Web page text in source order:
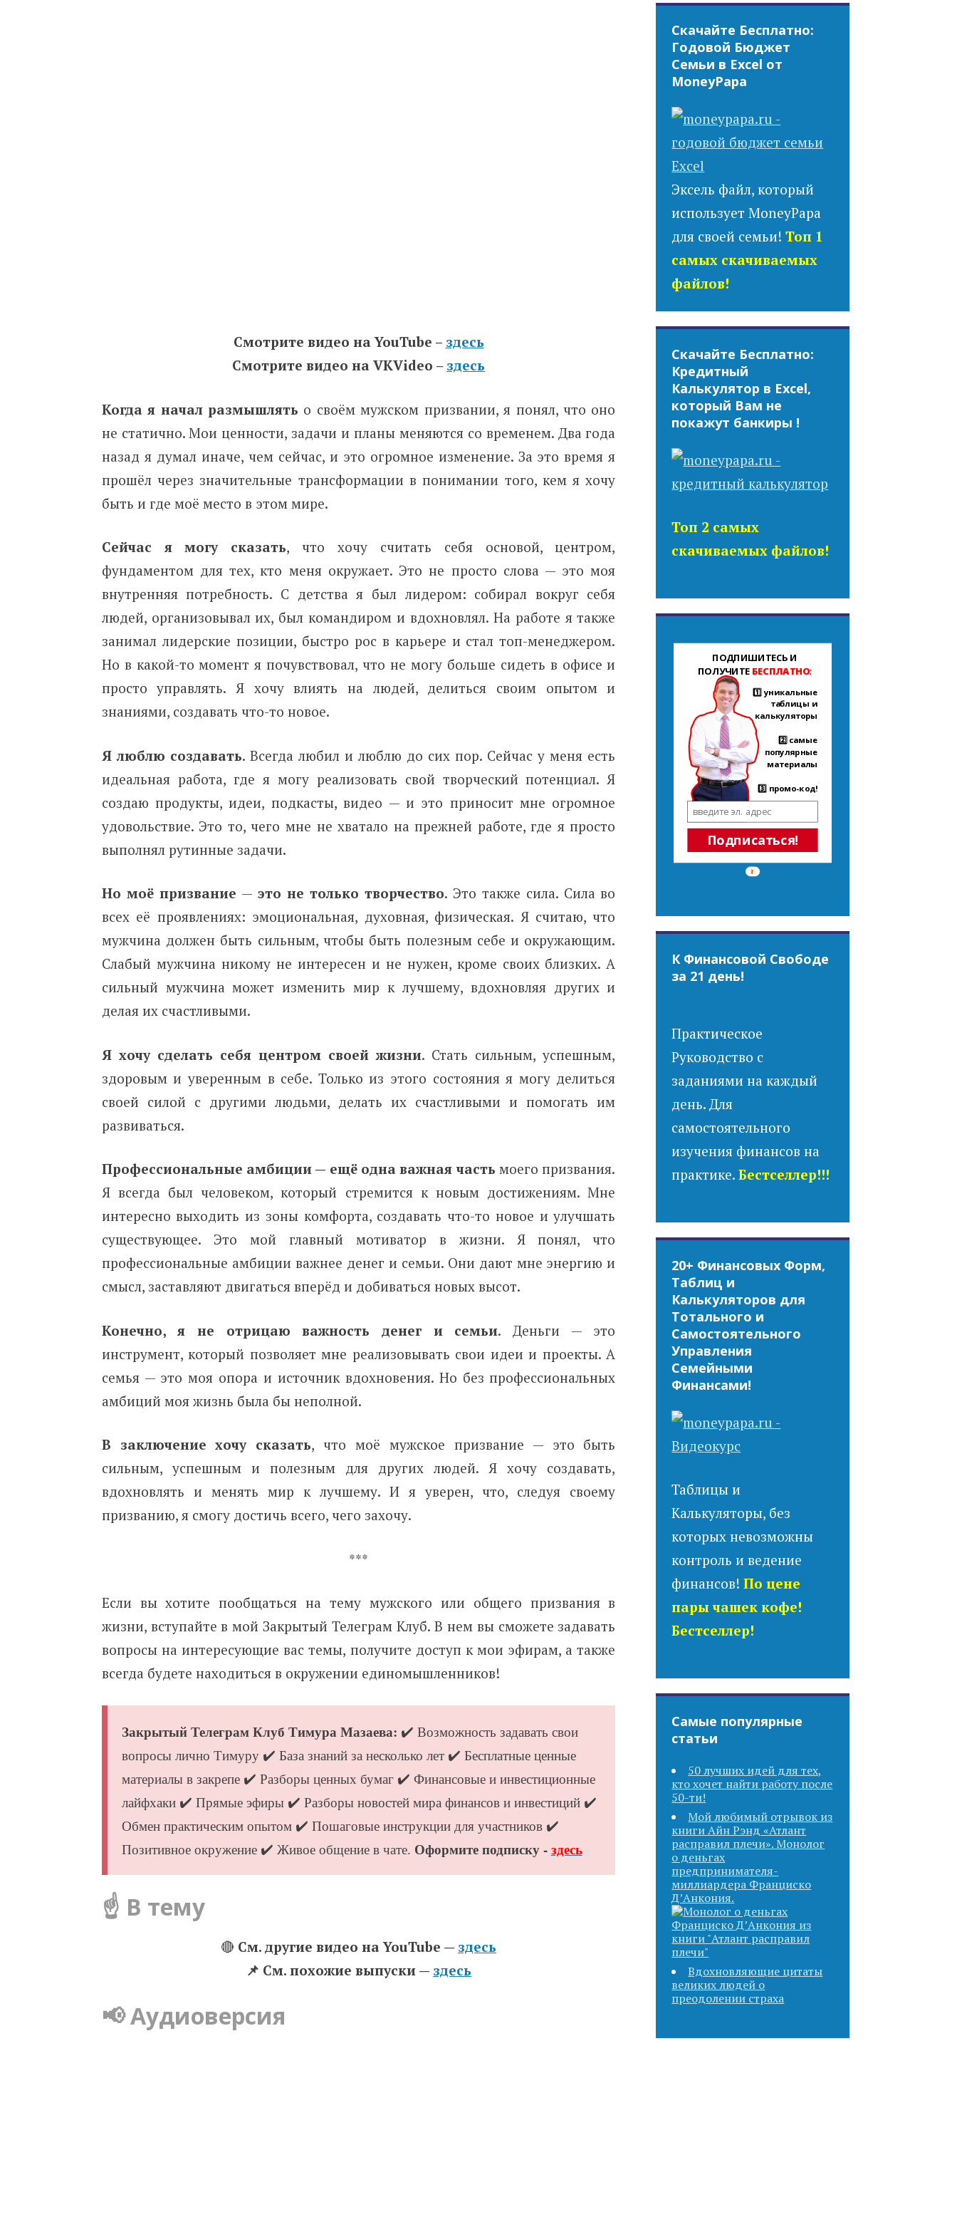
Смотрите видео на YouTube – здесь
Смотрите видео на VKVideo – здесь
Когда я начал размышлять о своём мужском призвании, я понял, что оно
не статично. Мои ценности, задачи и планы меняются со временем. Два года
назад я думал иначе, чем сейчас, и это огромное изменение. За это время я
прошёл через значительные трансформации в понимании того, кем я хочу
быть и где моё место в этом мире.
Сейчас я могу сказать, что хочу считать себя основой, центром,
фундаментом для тех, кто меня окружает. Это не просто слова — это моя
внутренняя потребность. С детства я был лидером: собирал вокруг себя
людей, организовывал их, был командиром и вдохновлял. На работе я также
занимал лидерские позиции, быстро рос в карьере и стал топ-менеджером.
Но в какой-то момент я почувствовал, что не могу больше сидеть в офисе и
просто управлять. Я хочу влиять на людей, делиться своим опытом и
знаниями, создавать что-то новое.
Я люблю создавать. Всегда любил и люблю до сих пор. Сейчас у меня есть
идеальная работа, где я могу реализовать свой творческий потенциал. Я
создаю продукты, идеи, подкасты, видео — и это приносит мне огромное
удовольствие. Это то, чего мне не хватало на прежней работе, где я просто
выполнял рутинные задачи.
Но моё призвание — это не только творчество. Это также сила. Сила во
всех её проявлениях: эмоциональная, духовная, физическая. Я считаю, что
мужчина должен быть сильным, чтобы быть полезным себе и окружающим.
Слабый мужчина никому не интересен и не нужен, кроме своих близких. А
сильный мужчина может изменить мир к лучшему, вдохновляя других и
делая их счастливыми.
Я хочу сделать себя центром своей жизни. Стать сильным, успешным,
здоровым и уверенным в себе. Только из этого состояния я могу делиться
своей силой с другими людьми, делать их счастливыми и помогать им
развиваться.
Профессиональные амбиции — ещё одна важная часть моего призвания.
Я всегда был человеком, который стремится к новым достижениям. Мне
интересно выходить из зоны комфорта, создавать что-то новое и улучшать
существующее. Это мой главный мотиватор в жизни. Я понял, что
профессиональные амбиции важнее денег и семьи. Они дают мне энергию и
смысл, заставляют двигаться вперёд и добиваться новых высот.
Конечно, я не отрицаю важность денег и семьи. Деньги — это
инструмент, который позволяет мне реализовывать свои идеи и проекты. А
семья — это моя опора и источник вдохновения. Но без профессиональных
амбиций моя жизнь была бы неполной.
В заключение хочу сказать, что моё мужское призвание — это быть
сильным, успешным и полезным для других людей. Я хочу создавать,
вдохновлять и менять мир к лучшему. И я уверен, что, следуя своему
призванию, я смогу достичь всего, чего захочу.
***
Если вы хотите пообщаться на тему мужского или общего призвания в
жизни, вступайте в мой Закрытый Телеграм Клуб. В нем вы сможете задавать
вопросы на интересующие вас темы, получите доступ к мои эфирам, а также
всегда будете находиться в окружении единомышленников!
Закрытый Телеграм Клуб Тимура Мазаева: ✔️ Возможность задавать свои
вопросы лично Тимуру ✔️ База знаний за несколько лет ✔️ Бесплатные ценные
материалы в закрепе ✔️ Разборы ценных бумаг ✔️ Финансовые и инвестиционные
лайфхаки ✔️ Прямые эфиры ✔️ Разборы новостей мира финансов и инвестиций ✔️
Обмен практическим опытом ✔️ Пошаговые инструкции для участников ✔️
Позитивное окружение ✔️ Живое общение в чате. Оформите подписку -здесь
☝️ В тему
🔴 См. другие видео на YouTube — здесь
📌 Cм. похожие выпуски — здесь
📢 Аудиоверсия
Скачайте Бесплатно:
Годовой Бюджет
Семьи в Excel от
MoneyPapa
Эксель файл, который
использует MoneyPapa
для своей семьи!Топ 1
самых скачиваемых
файлов!
Скачайте Бесплатно:
Кредитный
Калькулятор в Excel,
который Вам не
покажут банкиры !
Топ 2 самых
скачиваемых файлов!
Подписаться!
ПОДПИШИТЕСЬ И
ПОЛУЧИТЕ БЕСПЛАТНО:
1️⃣ уникальные
таблицы и
калькуляторы
2️⃣ самые
популярные
материалы
3️⃣ промо-код!
К Финансовой Свободе
за 21 день!
Практическое
Руководство с
заданиями на каждый
день. Для
самостоятельного
изучения финансов на
практике.Бестселлер!!!
20+ Финансовых Форм,
Таблиц и
Калькуляторов для
Тотального и
Самостоятельного
Управления
Семейными
Финансами!
Таблицы и
Калькуляторы, без
которых невозможны
контроль и ведение
финансов!По цене
пары чашек кофе!
Бестселлер!
Самые популярные
статьи
50 лучших идей для тех,
кто хочет найти работу после
50-ти!
Мой любимый отрывок из
книги Айн Рэнд «Атлант
расправил плечи». Монолог
о деньгах
предпринимателя-
миллиардера Франциско
Д’Анкония.
Вдохновляющие цитаты
великих людей о
преодолении страха